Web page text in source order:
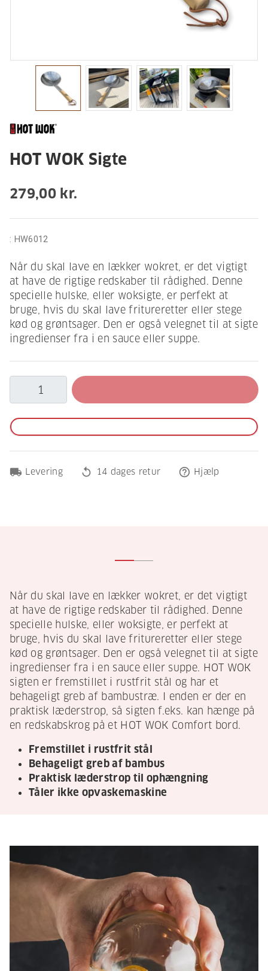
HOT WOK Sigte
279,00 kr.
: HW6012
Når du skal lave en lækker wokret, er det vigtigt
at have de rigtige redskaber til rådighed. Denne
specielle hulske, eller woksigte, er perfekt at
bruge, hvis du skal lave fritureretter eller stege
kød og grøntsager. Den er også velegnet til at sigte
ingredienser fra i en sauce eller suppe.
local_shipping Levering replay 14 dages retur help_outline Hjælp
Når du skal lave en lækker wokret, er det vigtigt
at have de rigtige redskaber til rådighed. Denne
specielle hulske, eller woksigte, er perfekt at
bruge, hvis du skal lave fritureretter eller stege
kød og grøntsager. Den er også velegnet til at sigte
ingredienser fra i en sauce eller suppe. HOT WOK
sigten er fremstillet i rustfrit stål og har et
behageligt greb af bambustræ. I enden er der en
praktisk læderstrop, så sigten f.eks. kan hænge på
en redskabskrog på et HOT WOK Comfort bord.
Fremstillet i rustfrit stål
Behageligt greb af bambus
Praktisk læderstrop til ophængning
Tåler ikke opvaskemaskine